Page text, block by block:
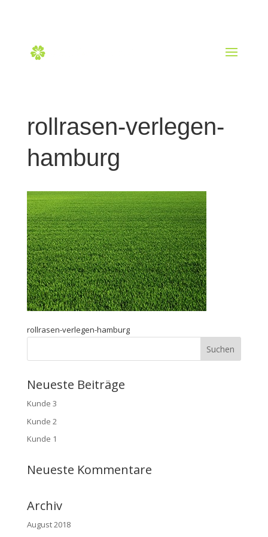
rollrasen-verlegen-
hamburg
rollrasen-verlegen-hamburg
Neueste Beiträge
Kunde 3
Kunde 2
Kunde 1
Neueste Kommentare
Archiv
August 2018